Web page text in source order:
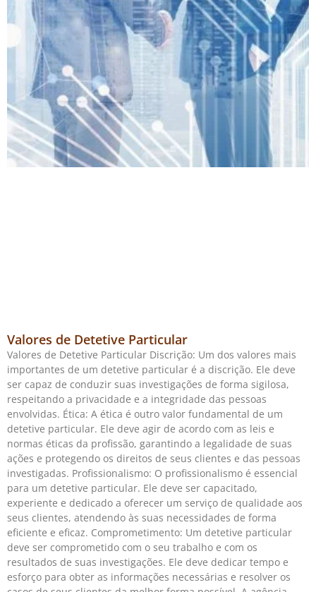
Valores de Detetive Particular
Valores de Detetive Particular Discrição: Um dos valores mais
importantes de um detetive particular é a discrição. Ele deve
ser capaz de conduzir suas investigações de forma sigilosa,
respeitando a privacidade e a integridade das pessoas
envolvidas. Ética: A ética é outro valor fundamental de um
detetive particular. Ele deve agir de acordo com as leis e
normas éticas da profissão, garantindo a legalidade de suas
ações e protegendo os direitos de seus clientes e das pessoas
investigadas. Profissionalismo: O profissionalismo é essencial
para um detetive particular. Ele deve ser capacitado,
experiente e dedicado a oferecer um serviço de qualidade aos
seus clientes, atendendo às suas necessidades de forma
eficiente e eficaz. Comprometimento: Um detetive particular
deve ser comprometido com o seu trabalho e com os
resultados de suas investigações. Ele deve dedicar tempo e
esforço para obter as informações necessárias e resolver os